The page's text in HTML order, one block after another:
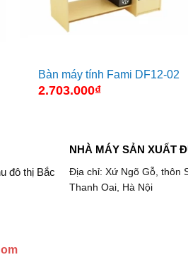
Bàn máy tính Fami DF12-02
2.703.000₫
đô thị Bắc
NHÀ MÁY SẢN XUẤT
Địa chỉ: Xứ Ngõ Gỗ, thôn
Thanh Oai, Hà Nội